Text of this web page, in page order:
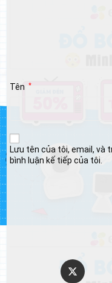
Tên *
Lưu tên của tôi, email, và
bình luận kế tiếp của tôi.
Opens
in